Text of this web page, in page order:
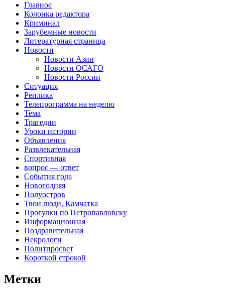
Главное
Колонка редактора
Криминал
Зарубежные новости
Литературная страница
Новости
Новости Азии
Новости ОСАГО
Новости России
Ситуация
Реплика
Телепрограмма на неделю
Тема
Трагедии
Уроки истории
Объявления
Развлекательная
Спортивная
вопрос — ответ
События года
Новогодняя
Полуостров
Твои люди, Камчатка
Прогулки по Петропавловску
Информационная
Поздравительная
Некрологи
Политпросвет
Короткой строкой
Метки